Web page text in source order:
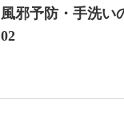
風邪予防・手洗い
02